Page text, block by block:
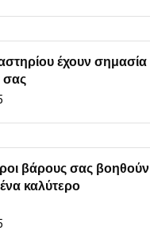
έχουν σημασία
σας
βάρους σας βοηθούν
καλύτερο